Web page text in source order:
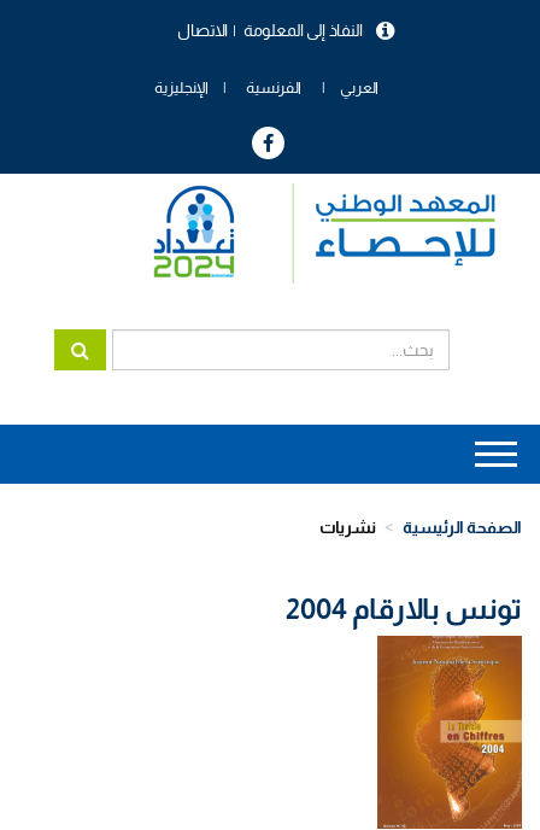
الاتصال النفاذ إلى المعلومة
العربي الفرنسية الإنجليزية
Main
navigation
الصفحة الرئيسية نشريات
تونس بالارقام 2004